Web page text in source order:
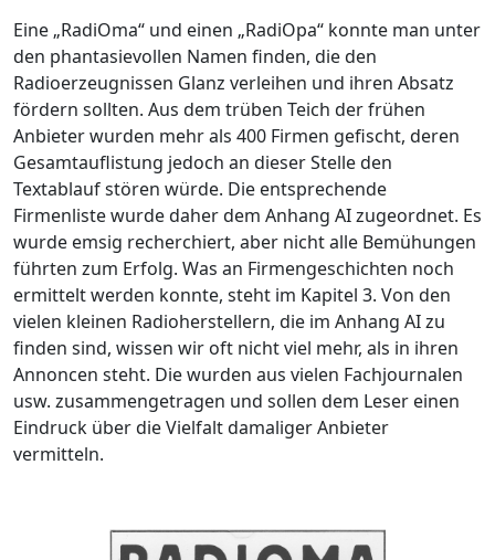
Eine „RadiOma“ und einen „RadiOpa“ konnte man unter
den phantasievollen Namen finden, die den
Radioerzeugnissen Glanz verleihen und ihren Absatz
fördern sollten. Aus dem trüben Teich der frühen
Anbieter wurden mehr als 400 Firmen gefischt, deren
Gesamtauflistung jedoch an dieser Stelle den
Textablauf stören würde. Die entsprechende
Firmenliste wurde daher dem Anhang AI zugeordnet. Es
wurde emsig recherchiert, aber nicht alle Bemühungen
führten zum Erfolg. Was an Firmengeschichten noch
ermittelt werden konnte, steht im Kapitel 3. Von den
vielen kleinen Radioherstellern, die im Anhang AI zu
finden sind, wissen wir oft nicht viel mehr, als in ihren
Annoncen steht. Die wurden aus vielen Fachjournalen
usw. zusammengetragen und sollen dem Leser einen
Eindruck über die Vielfalt damaliger Anbieter
vermitteln.